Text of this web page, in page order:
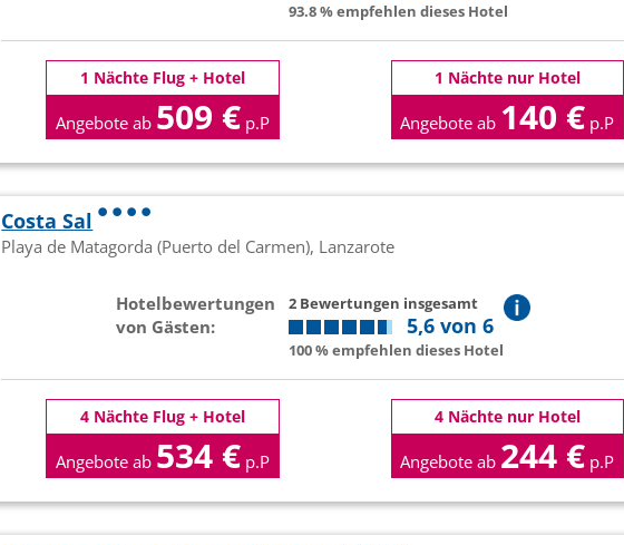
93.8 % empfehlen dieses Hotel
1 Nächte Flug + Hotel
Angebote ab 509 € p.P
1 Nächte nur Hotel
Angebote ab 140 € p.P
Costa Sal
Playa de Matagorda (Puerto del Carmen), Lanzarote
Hotelbewertungen
von Gästen:
2 Bewertungen insgesamt
5,6 von 6
100 % empfehlen dieses Hotel
4 Nächte Flug + Hotel
Angebote ab 534 € p.P
4 Nächte nur Hotel
Angebote ab 244 € p.P